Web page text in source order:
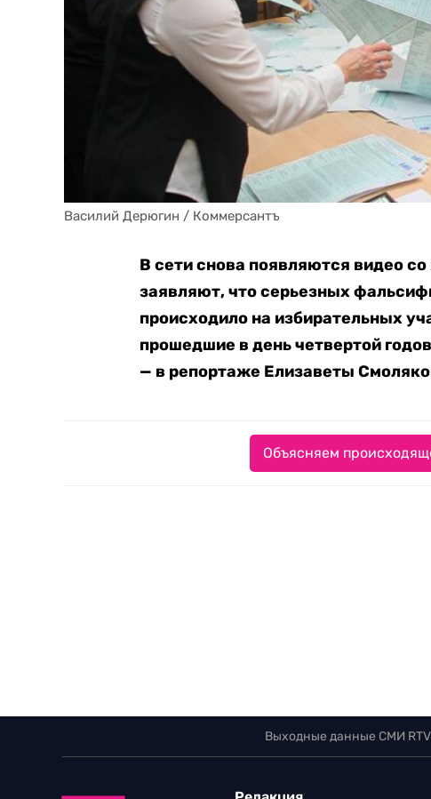
Василий Дерюгин / Коммерсантъ
В сети снова появляются видео
заявляют, что серьезных
происходило на избирательных
прошедшие в день четвертой
— в репортаже Елизаветы
Объясняем
Выходные данные СМИ